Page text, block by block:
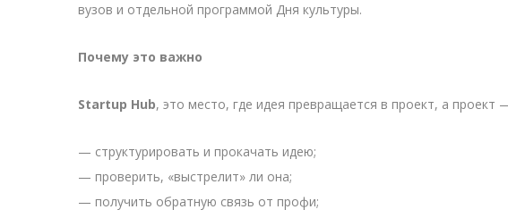
вузов и отдельной программой Дня культуры.
Почему это важно
Startup Hub, это место, где идея превращается в проект, а
— структурировать и прокачать идею;
— проверить, «выстрелит» ли она;
— получить обратную связь от профи;